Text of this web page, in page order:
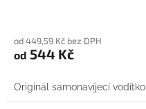
od 449,59 Kč bez DPH
od 544 Kč
Originál samonavíjecí